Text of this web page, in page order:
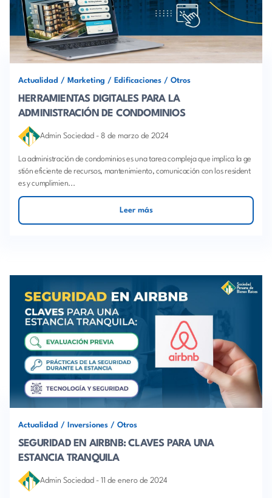
Actualidad / Marketing / Edificaciones / Otros
HERRAMIENTAS DIGITALES PARA LA
ADMINISTRACIÓN DE CONDOMINIOS
Admin Sociedad - 8 de marzo de 2024
La administración de condominios es una tarea compleja que implica la ge
stión eficiente de recursos, mantenimiento, comunicación con los resident
es y cumplimien...
Leer más
Actualidad / Inversiones / Otros
SEGURIDAD EN AIRBNB: CLAVES PARA UNA
ESTANCIA TRANQUILA
Admin Sociedad - 11 de enero de 2024